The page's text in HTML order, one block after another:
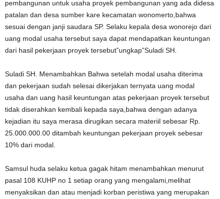
pembangunan untuk usaha proyek pembangunan yang ada didesa
patalan dan desa sumber kare kecamatan wonomerto,bahwa
sesuai dengan janji saudara SP. Selaku kepala desa wonorejo dari
uang modal usaha tersebut saya dapat mendapatkan keuntungan
dari hasil pekerjaan proyek tersebut”ungkap”Suladi SH.
Suladi SH. Menambahkan Bahwa setelah modal usaha diterima
dan pekerjaan sudah selesai dikerjakan ternyata uang modal
usaha dan uang hasil keuntungan atas pekerjaan proyek tersebut
tidak diserahkan kembali kepada saya,bahwa dengan adanya
kejadian itu saya merasa dirugikan secara materiil sebesar Rp.
25.000.000.00 ditambah keuntungan pekerjaan proyek sebesar
10% dari modal.
Samsul huda selaku ketua gagak hitam menambahkan menurut
pasal 108 KUHP no 1 setiap orang yang mengalami,melihat
menyaksikan dan atau menjadi korban peristiwa yang merupakan